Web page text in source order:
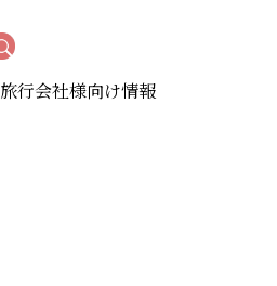
旅行会社様向け情報